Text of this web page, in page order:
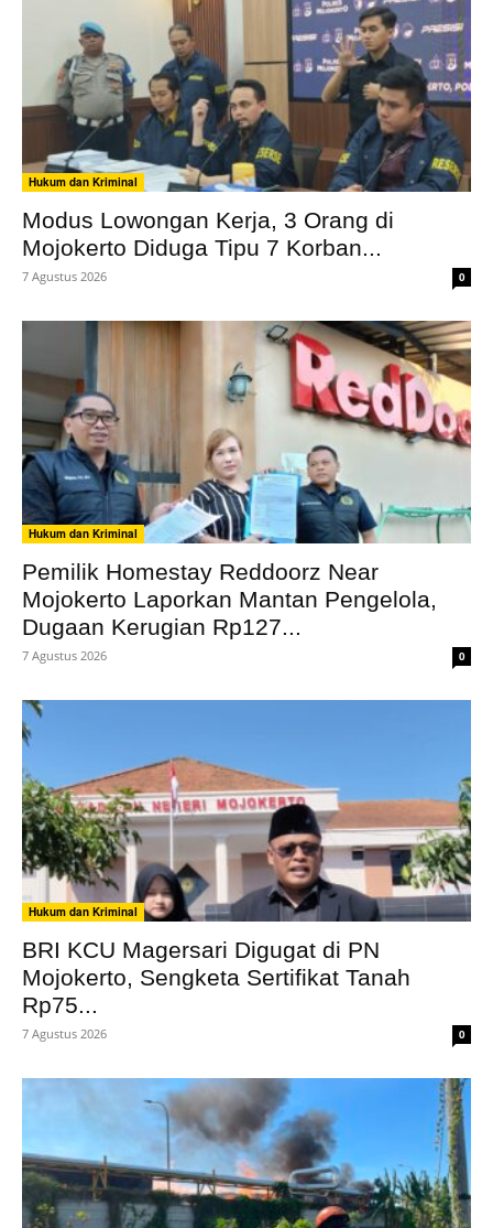
Hukum dan Kriminal
Modus Lowongan Kerja, 3 Orang di
Mojokerto Diduga Tipu 7 Korban...
7 Agustus 2026 0
Hukum dan Kriminal
Pemilik Homestay Reddoorz Near
Mojokerto Laporkan Mantan Pengelola,
Dugaan Kerugian Rp127...
7 Agustus 2026 0
Hukum dan Kriminal
BRI KCU Magersari Digugat di PN
Mojokerto, Sengketa Sertifikat Tanah
Rp75...
7 Agustus 2026 0